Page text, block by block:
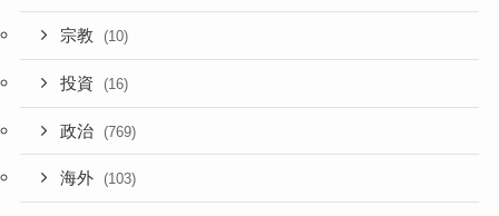
宗教 (10)
投資 (16)
政治 (769)
海外 (103)